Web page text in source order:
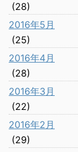
(28)
2016年5月
(25)
2016年4月
(28)
2016年3月
(22)
2016年2月
(29)